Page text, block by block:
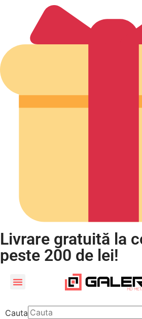
Livrare gratuită la
peste 200 de lei!
Cauta